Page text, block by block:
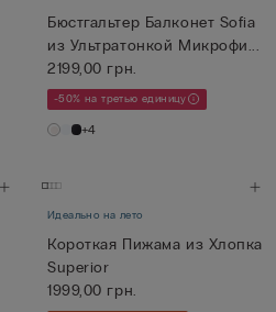
Бюстгальтер Балконет Sofia
из Ультратонкой Микрофи...
2199,00 грн.
-50% на третью единицу
+4
Идеально на лето
Короткая Пижама из Хлопка
Superior
1999,00 грн.